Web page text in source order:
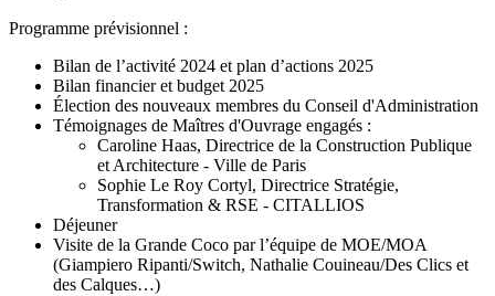
Programme prévisionnel :
Bilan de l’activité 2024 et plan d’actions 2025
Bilan financier et budget 2025
Élection des nouveaux membres du Conseil d'Administration
Témoignages de Maîtres d'Ouvrage engagés :
Caroline Haas, Directrice de la Construction Publique
et Architecture - Ville de Paris
Sophie Le Roy Cortyl, Directrice Stratégie,
Transformation & RSE - CITALLIOS
Déjeuner
Visite de la Grande Coco par l’équipe de MOE/MOA
(Giampiero Ripanti/Switch, Nathalie Couineau/Des Clics et
des Calques…)